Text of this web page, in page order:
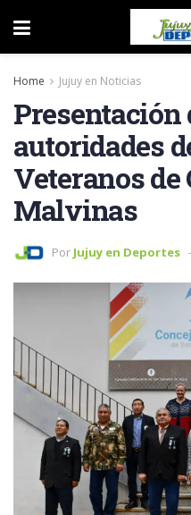
Home Jujuy en Noticias
Presentación
autoridades
Veteranos de
Malvinas
Por Jujuy en Deportes